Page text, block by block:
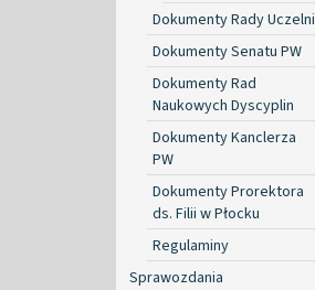
Dokumenty Rady Uczelni
Dokumenty Senatu PW
Dokumenty Rad
Naukowych Dyscyplin
Dokumenty Kanclerza
PW
Dokumenty Prorektora
ds. Filii w Płocku
Regulaminy
Sprawozdania